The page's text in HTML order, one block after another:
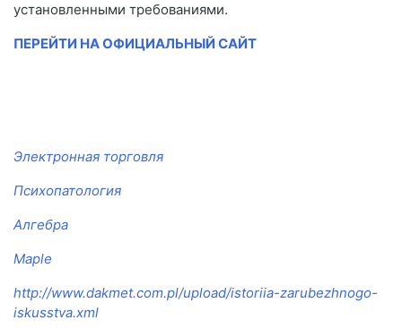
установленными требованиями.
ПЕРЕЙТИ НА ОФИЦИАЛЬНЫЙ САЙТ
Электронная торговля
Психопатология
Алгебра
Maple
http://www.dakmet.com.pl/upload/istoriia-zarubezhnogo-
iskusstva.xml